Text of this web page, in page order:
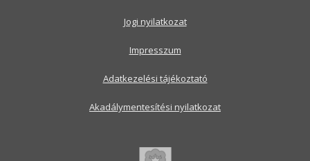
Jogi nyilatkozat
Impresszum
Adatkezelési tájékoztató
Akadálymentesítési nyilatkozat